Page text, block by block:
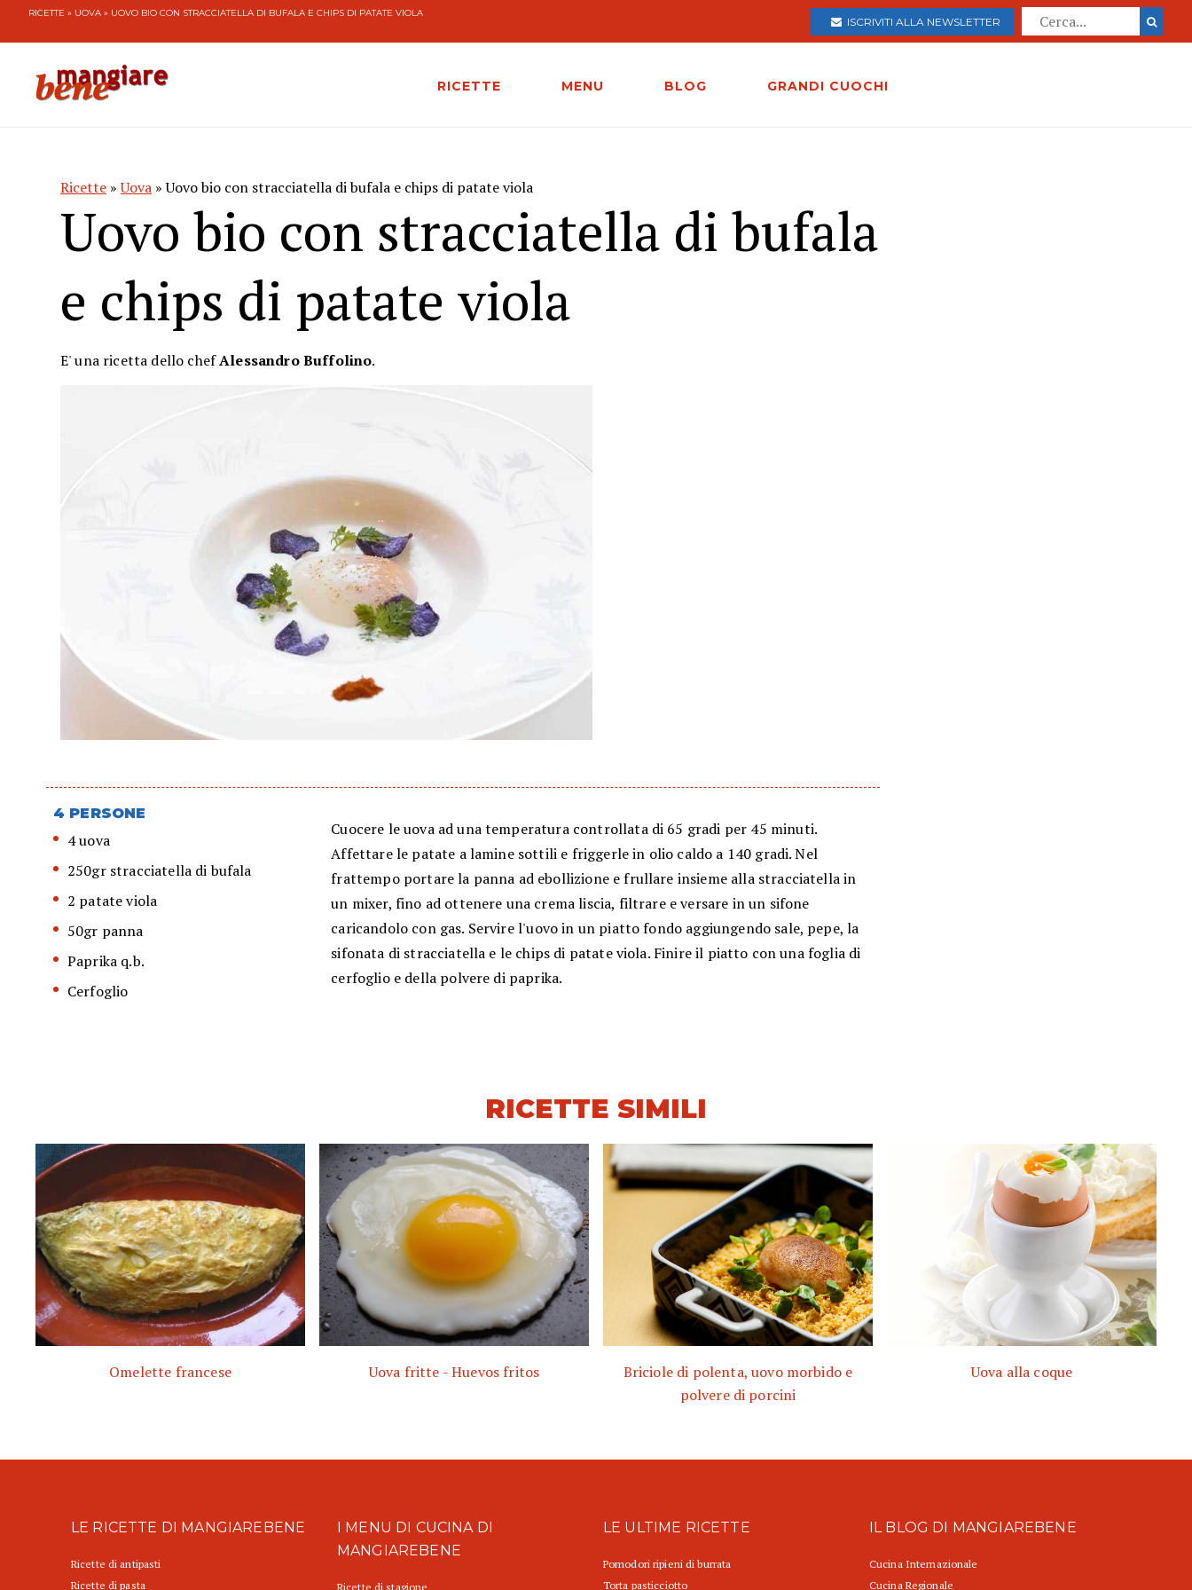
RICETTE » UOVA » UOVO BIO CON STRACCIATELLA DI BUFALA E CHIPS DI PATATE VIOLA
ISCRIVITI ALLA NEWSLETTER
RICETTE MENU BLOG GRANDI CUOCHI
Ricette »Uova » Uovo bio con stracciatella di bufala e chips di patate viola
Uovo bio con stracciatella di bufala
e chips di patate viola
E' una ricetta dello chefAlessandro Buffolino.
4 PERSONE
4 uova
250gr stracciatella di bufala
2 patate viola
50gr panna
Paprika q.b.
Cerfoglio
Cuocere le uova ad una temperatura controllata di 65 gradi per 45 minuti.
Affettare le patate a lamine sottili e friggerle in olio caldo a 140 gradi. Nel
frattempo portare la panna ad ebollizione e frullare insieme alla stracciatella in
un mixer, fino ad ottenere una crema liscia, filtrare e versare in un sifone
caricandolo con gas. Servire l'uovo in un piatto fondo aggiungendo sale, pepe, la
sifonata di stracciatella e le chips di patate viola. Finire il piatto con una foglia di
cerfoglio e della polvere di paprika.
RICETTE SIMILI
Omelette francese Uova fritte - Huevos fritos
Briciole di polenta, uovo morbido e
polvere di porcini
Uova alla coque
LE RICETTE DI MANGIAREBENE
Ricette di antipasti
Ricette di pasta
I MENU DI CUCINA DI
MANGIAREBENE
Ricette di stagione
LE ULTIME RICETTE
Pomodori ripieni di burrata
Torta pasticciotto
IL BLOG DI MANGIAREBENE
Cucina Internazionale
Cucina Regionale